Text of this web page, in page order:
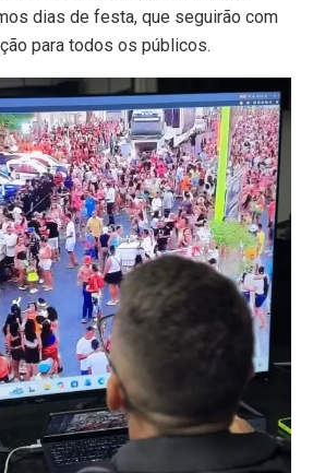
dias de festa, que seguirão com
para todos os públicos.